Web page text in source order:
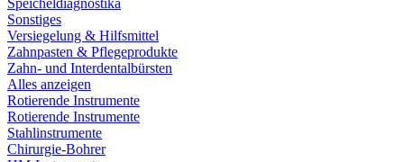
Speicheldiagnostika
Sonstiges
Versiegelung & Hilfsmittel
Zahnpasten & Pflegeprodukte
Zahn- und Interdentalbürsten
Alles anzeigen
Rotierende Instrumente
Rotierende Instrumente
Stahlinstrumente
Chirurgie-Bohrer